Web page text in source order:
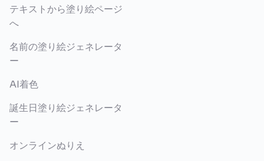
テキストから塗り絵ページ
へ
名前の塗り絵ジェネレータ
ー
AI着色
誕生日塗り絵ジェネレータ
ー
オンラインぬりえ